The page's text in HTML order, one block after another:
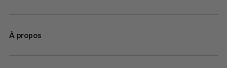
À propos